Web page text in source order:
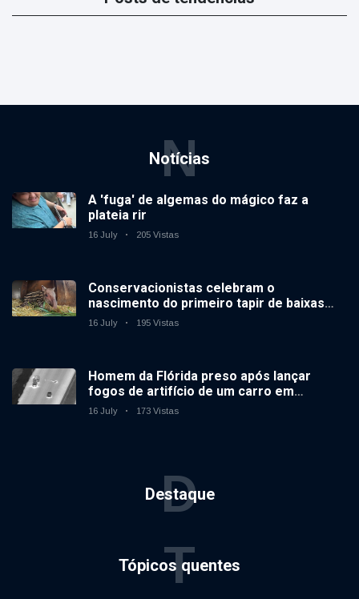
Notícias
N
A 'fuga' de algemas do mágico faz a
plateia rir
16 July 205 Vistas
Conservacionistas celebram o
nascimento do primeiro tapir de baixas
terras no zoológico do Reino Unido em 14
16 July 195 Vistas
Homem da Flórida preso após lançar
fogos de artifício de um carro em
movimento
16 July 173 Vistas
Destaque
D
Tópicos quentes
T